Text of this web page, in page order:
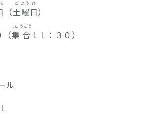
（土
ど
曜
よう
日
び
）
（集合
しゅうごう
１１：３０）
ル